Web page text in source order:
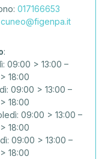
017166653
cuneo@figenpa.it
:
09:00 > 13:00 –
18:00
09:00 > 13:00 –
18:00
09:00 > 13:00 –
18:00
09:00 > 13:00 –
18:00